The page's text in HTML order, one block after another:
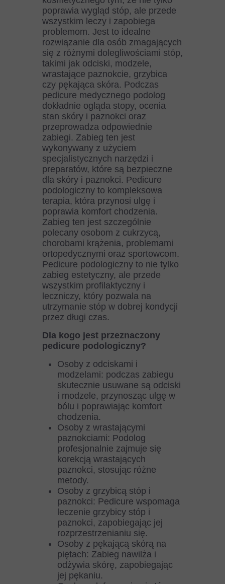
poprawia wygląd stóp, ale przede
wszystkim leczy i zapobiega
problemom. Jest to idealne
rozwiązanie dla osób zmagających
się z różnymi dolegliwościami stóp,
takimi jak odciski, modzele,
wrastające paznokcie, grzybica
czy pękająca skóra. Podczas
pedicure medycznego podolog
dokładnie ogląda stopy, ocenia
stan skóry i paznokci oraz
przeprowadza odpowiednie
zabiegi. Zabieg ten jest
wykonywany z użyciem
specjalistycznych narzędzi i
preparatów, które są bezpieczne
dla skóry i paznokci. Pedicure
podologiczny to kompleksowa
terapia, która przynosi ulgę i
poprawia komfort chodzenia.
Zabieg ten jest szczególnie
polecany osobom z cukrzycą,
chorobami krążenia, problemami
ortopedycznymi oraz sportowcom.
Pedicure podologiczny to nie tylko
zabieg estetyczny, ale przede
wszystkim profilaktyczny i
leczniczy, który pozwala na
utrzymanie stóp w dobrej kondycji
przez długi czas.
Dla kogo jest przeznaczony
pedicure podologiczny?
Osoby z odciskami i
modzelami: podczas zabiegu
skutecznie usuwane są odciski
i modzele, przynosząc ulgę w
bólu i poprawiając komfort
chodzenia.
Osoby z wrastającymi
paznokciami: Podolog
profesjonalnie zajmuje się
korekcją wrastających
paznokci, stosując różne
metody.
Osoby z grzybicą stóp i
paznokci: Pedicure wspomaga
leczenie grzybicy stóp i
paznokci, zapobiegając jej
rozprzestrzenianiu się.
Osoby z pękającą skórą na
piętach: Zabieg nawilża i
odżywia skórę, zapobiegając
jej pękaniu.